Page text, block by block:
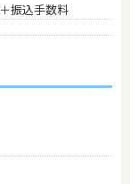
振込手数料